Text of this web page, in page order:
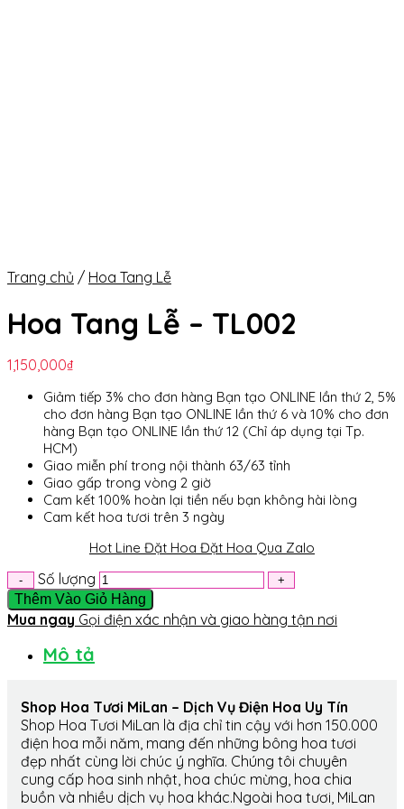
Trang chủ / Hoa Tang Lễ
Hoa Tang Lễ – TL002
1,150,000₫
Giảm tiếp 3% cho đơn hàng Bạn tạo ONLINE lần thứ 2, 5%
cho đơn hàng Bạn tạo ONLINE lần thứ 6 và 10% cho đơn
hàng Bạn tạo ONLINE lần thứ 12 (Chỉ áp dụng tại Tp.
HCM)
Giao miễn phí trong nội thành 63/63 tỉnh
Giao gấp trong vòng 2 giờ
Cam kết 100% hoàn lại tiền nếu bạn không hài lòng
Cam kết hoa tươi trên 3 ngày
Hot Line Đặt Hoa Đặt Hoa Qua Zalo
Số lượng
Thêm Vào Giỏ Hàng
Mua ngay Gọi điện xác nhận và giao hàng tận nơi
Mô tả
Shop Hoa Tươi MiLan – Dịch Vụ Điện Hoa Uy Tín
Shop Hoa Tươi MiLan là địa chỉ tin cậy với hơn 150.000
điện hoa mỗi năm, mang đến những bông hoa tươi
đẹp nhất cùng lời chúc ý nghĩa. Chúng tôi chuyên
cung cấp hoa sinh nhật, hoa chúc mừng, hoa chia
buồn và nhiều dịch vụ hoa khác.Ngoài hoa tươi, MiLan